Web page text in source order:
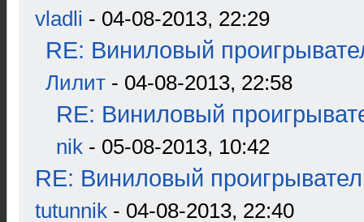
vladli - 04-08-2013, 22:29
RE: Виниловый
Лилит - 04-08-2013, 22:58
RE: Виниловый
nik - 05-08-2013, 10:42
RE: Виниловый
tutunnik - 04-08-2013, 22:40